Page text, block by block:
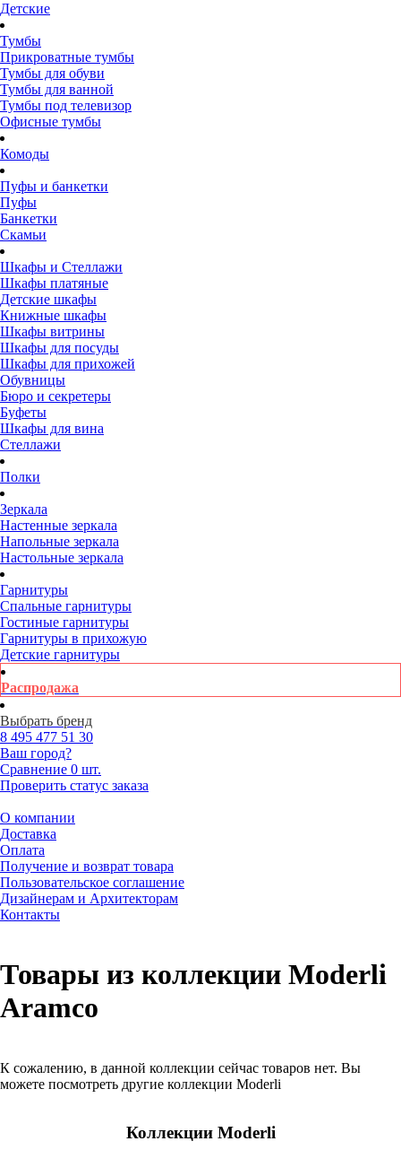
Детские
Тумбы
Прикроватные тумбы
Тумбы для обуви
Тумбы для ванной
Тумбы под телевизор
Офисные тумбы
Комоды
Пуфы и банкетки
Пуфы
Банкетки
Скамьи
Шкафы и Стеллажи
Шкафы платяные
Детские шкафы
Книжные шкафы
Шкафы витрины
Шкафы для посуды
Шкафы для прихожей
Обувницы
Бюро и секретеры
Буфеты
Шкафы для вина
Стеллажи
Полки
Зеркала
Настенные зеркала
Напольные зеркала
Настольные зеркала
Гарнитуры
Спальные гарнитуры
Гостиные гарнитуры
Гарнитуры в прихожую
Детские гарнитуры
Распродажа
Выбрать бренд
8 495 477 51 30
Ваш город?
Сравнение 0 шт.
Проверить статус заказа
О компании
Доставка
Оплата
Получение и возврат товара
Пользовательское соглашение
Дизайнерам и Архитекторам
Контакты
Товары из коллекции Moderli
Aramco
К сожалению, в данной коллекции сейчас товаров нет. Вы
можете посмотреть другие коллекции Moderli
Коллекции Moderli